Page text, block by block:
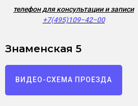
телефон для консультации и записи
+7(495)109−42−00
Знаменская 5
ВИДЕО-СХЕМА ПРОЕЗДА